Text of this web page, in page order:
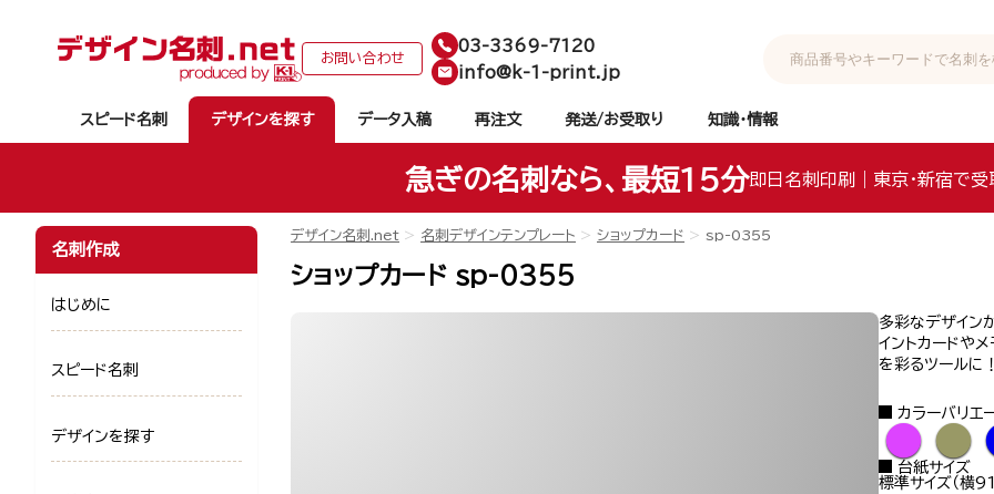
お問い合わせ
03-3369-7120
info@k-1-print.jp
スピード名刺 デザインを探す データ入稿 再注文 発送/お受取り 知識・情報
急ぎの名刺なら、最短15分即日名刺印刷｜東京・新宿で受
デザイン名刺.net 名刺デザインテンプレート ショップカード sp-0355
ショップカード sp-0355
多彩なデザイン
イントカードや
を彩るツールに
カラーバリエ
● ●
台紙サイズ
標準サイズ（横
名刺作成
はじめに
スピード名刺
デザインを探す